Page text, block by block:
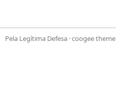
Pela Legítima Defesa ·coogee theme